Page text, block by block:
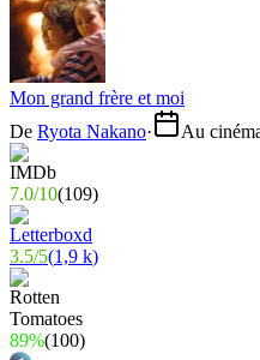
Mon grand frère et moi
De Ryota Nakano· Au
7.0/10(109)
3.5/5(1,9 k)
89%(100)